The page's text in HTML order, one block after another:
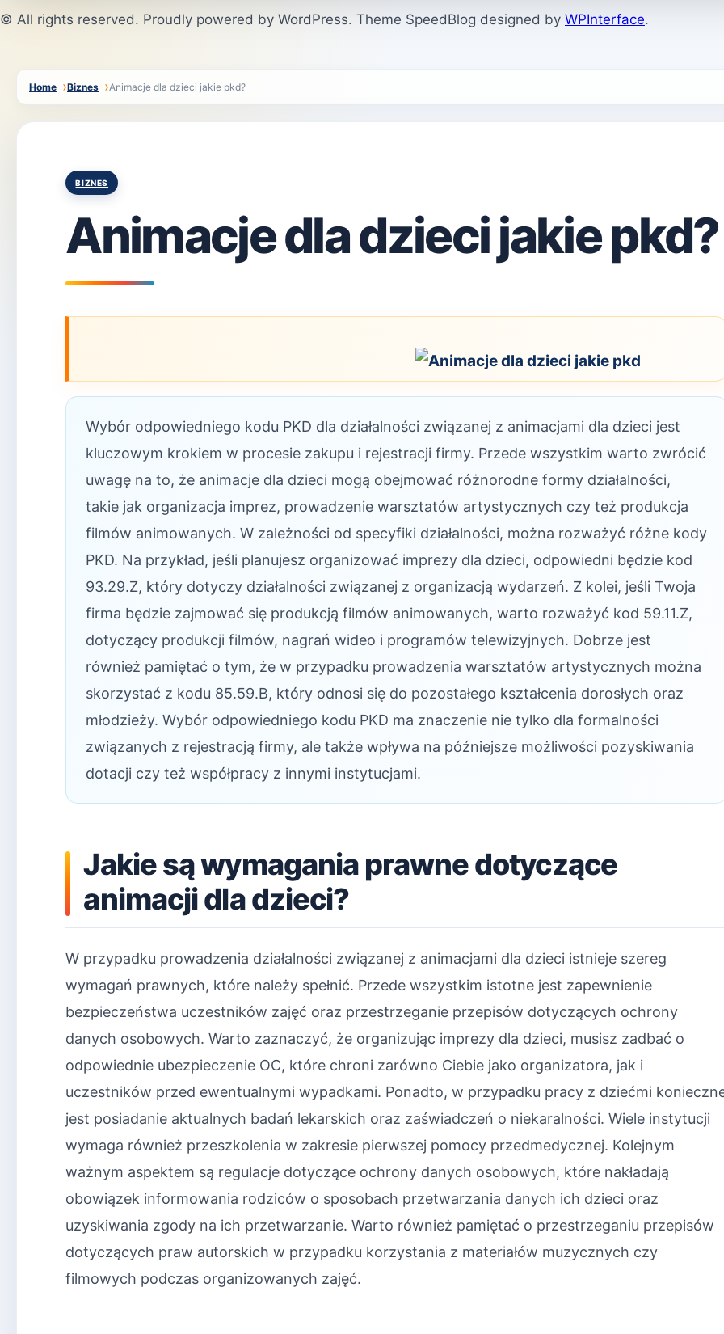
© All rights reserved. Proudly powered by WordPress. Theme SpeedBlog designed by WPInterface.
Home Biznes Animacje dla dzieci jakie pkd?
Posted
BIZNES
Animacje dla dzieci jakie pkd?
Wybór odpowiedniego kodu PKD dla działalności związanej z animacjami dla dzieci jest
kluczowym krokiem w procesie zakupu i rejestracji firmy. Przede wszystkim warto zwrócić
uwagę na to, że animacje dla dzieci mogą obejmować różnorodne formy działalności,
takie jak organizacja imprez, prowadzenie warsztatów artystycznych czy też produkcja
filmów animowanych. W zależności od specyfiki działalności, można rozważyć różne kody
PKD. Na przykład, jeśli planujesz organizować imprezy dla dzieci, odpowiedni będzie kod
93.29.Z, który dotyczy działalności związanej z organizacją wydarzeń. Z kolei, jeśli Twoja
firma będzie zajmować się produkcją filmów animowanych, warto rozważyć kod 59.11.Z,
dotyczący produkcji filmów, nagrań wideo i programów telewizyjnych. Dobrze jest
również pamiętać o tym, że w przypadku prowadzenia warsztatów artystycznych można
skorzystać z kodu 85.59.B, który odnosi się do pozostałego kształcenia dorosłych oraz
młodzieży. Wybór odpowiedniego kodu PKD ma znaczenie nie tylko dla formalności
związanych z rejestracją firmy, ale także wpływa na późniejsze możliwości pozyskiwania
dotacji czy też współpracy z innymi instytucjami.
Jakie są wymagania prawne dotyczące
animacji dla dzieci?
W przypadku prowadzenia działalności związanej z animacjami dla dzieci istnieje szereg
wymagań prawnych, które należy spełnić. Przede wszystkim istotne jest zapewnienie
bezpieczeństwa uczestników zajęć oraz przestrzeganie przepisów dotyczących ochrony
danych osobowych. Warto zaznaczyć, że organizując imprezy dla dzieci, musisz zadbać o
odpowiednie ubezpieczenie OC, które chroni zarówno Ciebie jako organizatora, jak i
uczestników przed ewentualnymi wypadkami. Ponadto, w przypadku pracy z dziećmi
jest posiadanie aktualnych badań lekarskich oraz zaświadczeń o niekaralności. Wiele instytucji
wymaga również przeszkolenia w zakresie pierwszej pomocy przedmedycznej. Kolejnym
ważnym aspektem są regulacje dotyczące ochrony danych osobowych, które nakładają
obowiązek informowania rodziców o sposobach przetwarzania danych ich dzieci oraz
uzyskiwania zgody na ich przetwarzanie. Warto również pamiętać o przestrzeganiu przepisów
dotyczących praw autorskich w przypadku korzystania z materiałów muzycznych czy
filmowych podczas organizowanych zajęć.